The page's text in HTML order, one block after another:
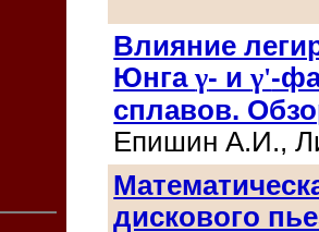
Влияние
Юнгаγ- иγ'-
сплавов.
Епишин А.И.,
дискового